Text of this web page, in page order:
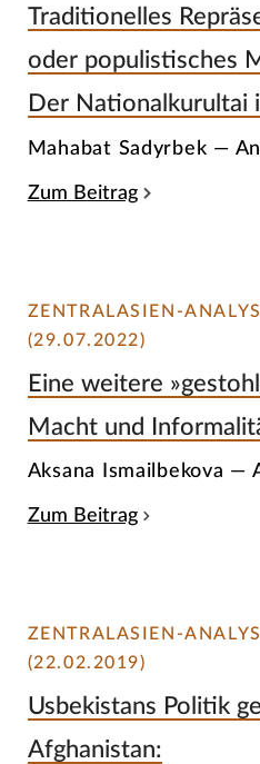
Traditionelles
oder populistisches
Der Nationalkurultai
Mahabat Sadyrbek —
Zum Beitrag
ZENTRALASIEN-
(29.07.2022)
Eine weitere
Macht und
Aksana Ismailbekova —
Zum Beitrag
ZENTRALASIEN-
(22.02.2019)
Usbekistans Politik
Afghanistan: